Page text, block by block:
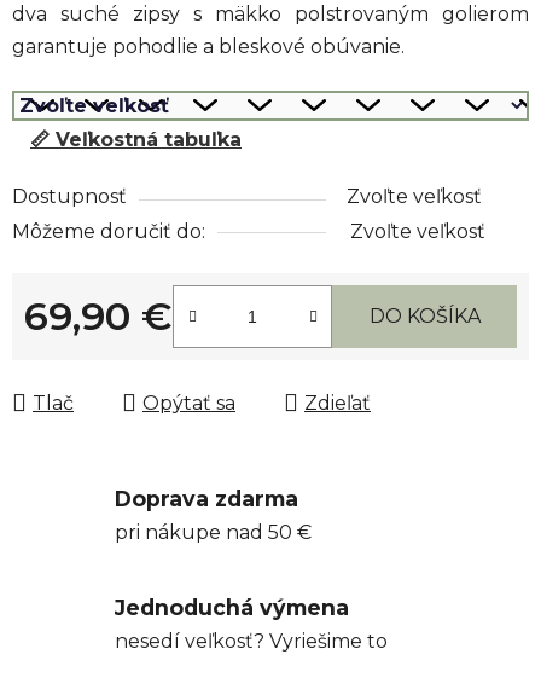
dva suché zipsy s mäkko polstrovaným golierom
garantuje pohodlie a bleskové obúvanie.
📏 Veľkostná tabuľka
Dostupnosť
Zvoľte veľkosť
Môžeme doručiť do:
Zvoľte veľkosť
69,90 €
Jednotková cena:
DO KOŠÍKA
Tlač Opýtať sa Zdieľať
Doprava zdarma
pri nákupe nad 50 €
Jednoduchá výmena
nesedí veľkosť? Vyriešime to